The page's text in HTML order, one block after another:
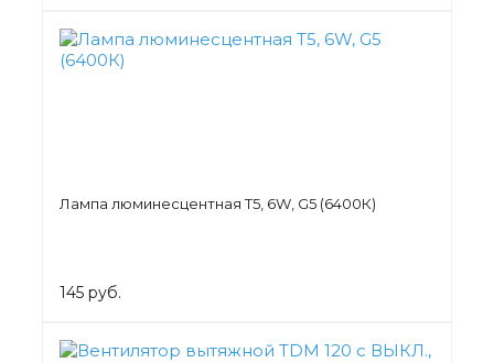
Лампа люминесцентная Т5, 6W, G5 (6400К)
145 руб.